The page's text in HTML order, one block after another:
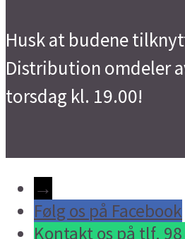
Husk at budene
Distribution omdeler
torsdag kl. 19.00!
→
Følg os på Facebook
Kontakt os på tlf. 98